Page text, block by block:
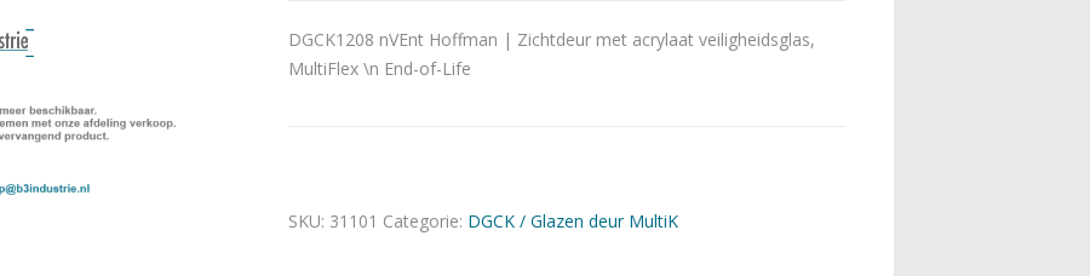
DGCK1208 nVEnt Hoffman | Zichtdeur met acrylaat veiligheidsglas,
MultiFlex \n End-of-Life
SKU: 31101 Categorie: DGCK / Glazen deur MultiK